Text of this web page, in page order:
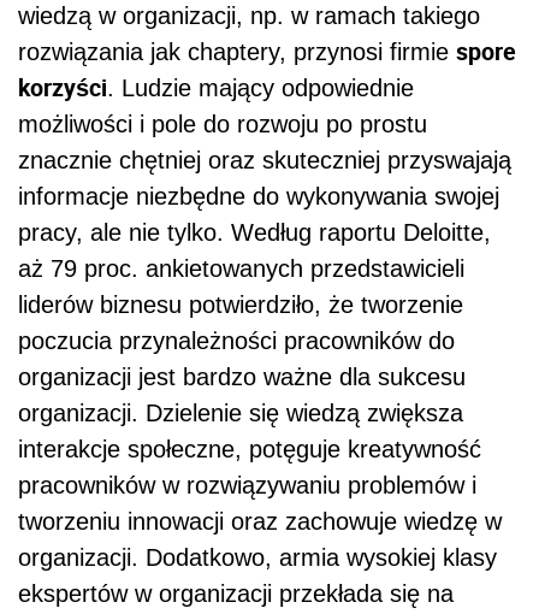
wiedzą w organizacji, np. w ramach takiego
rozwiązania jak chaptery, przynosi firmie spore
korzyści. Ludzie mający odpowiednie
możliwości i pole do rozwoju po prostu
znacznie chętniej oraz skuteczniej przyswajają
informacje niezbędne do wykonywania swojej
pracy, ale nie tylko. Według raportu Deloitte,
aż 79 proc. ankietowanych przedstawicieli
liderów biznesu potwierdziło, że tworzenie
poczucia przynależności pracowników do
organizacji jest bardzo ważne dla sukcesu
organizacji. Dzielenie się wiedzą zwiększa
interakcje społeczne, potęguje kreatywność
pracowników w rozwiązywaniu problemów i
tworzeniu innowacji oraz zachowuje wiedzę w
organizacji. Dodatkowo, armia wysokiej klasy
ekspertów w organizacji przekłada się na